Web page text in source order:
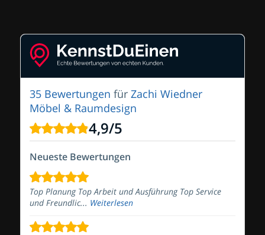
35 Bewertungen für Zachi Wiedner
Möbel & Raumdesign
4,9/5
Neueste Bewertungen
Top Planung Top Arbeit und Ausführung Top Service
und Freundlic... Weiterlesen